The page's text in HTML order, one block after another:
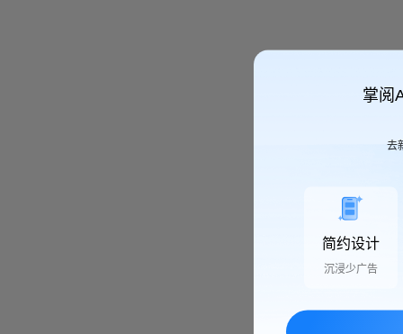
掌阅
去
简约设计
沉浸少广告